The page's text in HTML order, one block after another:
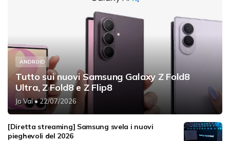
ANDROID
Tutto sui nuovi Samsung Galaxy Z Fold8
Ultra, Z Fold8 e Z Flip8
Jo Val• 22/07/2026
[Diretta streaming] Samsung svela i nuovi
pieghevoli del 2026